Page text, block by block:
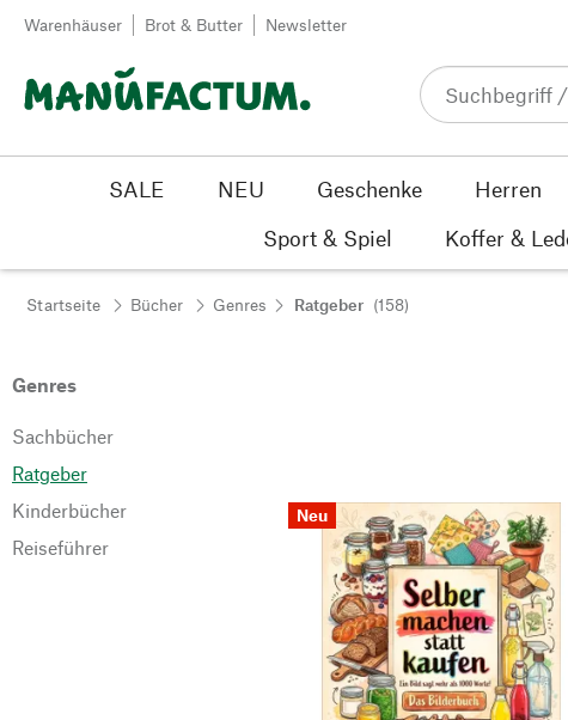
Zum Inhalt springen
Warenhäuser Brot & Butter Newsletter
SALE NEU Geschenke Herren
Sport & Spiel
Koffer &
Startseite Bücher Genres Ratgeber (158)
Genres
Sachbücher
Ratgeber
Kinderbücher
Reiseführer
Neu